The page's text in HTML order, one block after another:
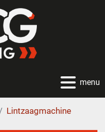
menu
Lintzaagmachine